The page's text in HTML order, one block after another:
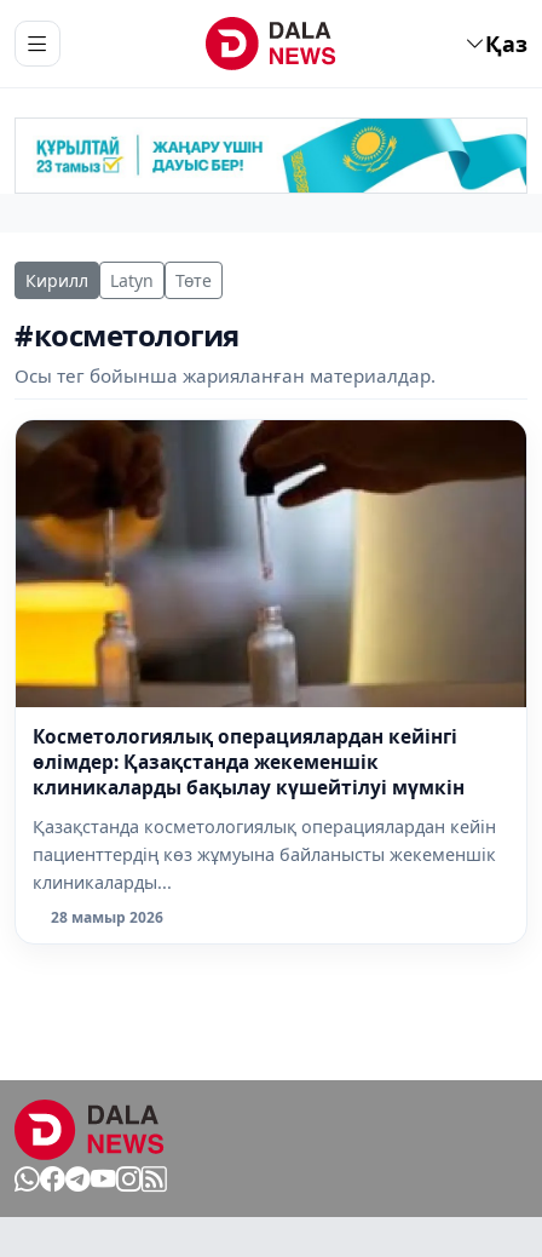
Қаз
Кирилл Latyn Төте
#косметология
Осы тег бойынша жарияланған материалдар.
Косметологиялық операциялардан кейінгі
өлімдер: Қазақстанда жекеменшік
клиникаларды бақылау күшейтілуі мүмкін
Қазақстанда косметологиялық операциялардан кейін
пациенттердің көз жұмуына байланысты жекеменшік
клиникаларды...
28 мамыр 2026